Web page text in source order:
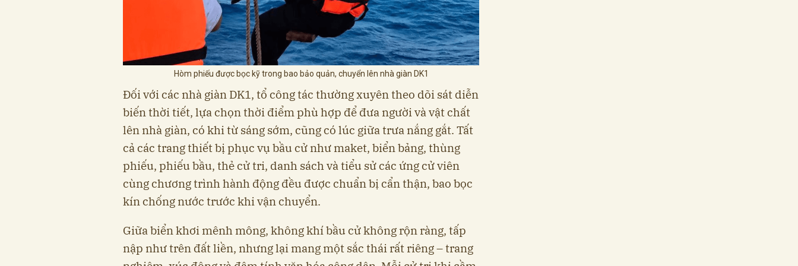
Hòm phiếu được bọc kỹ trong bao bảo quản, chuyển lên nhà giàn DK1
Đối với các nhà giàn DK1, tổ công tác thường xuyên theo dõi sát diễn
biến thời tiết, lựa chọn thời điểm phù hợp để đưa người và vật chất
lên nhà giàn, có khi từ sáng sớm, cũng có lúc giữa trưa nắng gắt. Tất
cả các trang thiết bị phục vụ bầu cử như maket, biển bảng, thùng
phiếu, phiếu bầu, thẻ cử tri, danh sách và tiểu sử các ứng cử viên
cùng chương trình hành động đều được chuẩn bị cẩn thận, bao bọc
kín chống nước trước khi vận chuyển.
Giữa biển khơi mênh mông, không khí bầu cử không rộn ràng, tấp
nập như trên đất liền, nhưng lại mang một sắc thái rất riêng – trang